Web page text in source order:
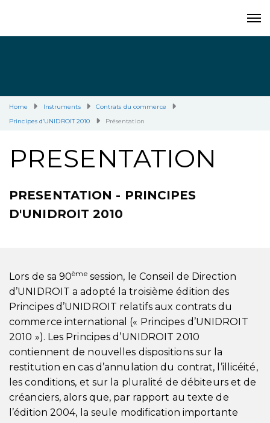
Home Instruments
Contrats du commerce
Principes d’UNIDROIT 2010
Présentation
PRESENTATION
PRESENTATION - PRINCIPES
D'UNIDROIT 2010
Lors de sa 90èmesession, le Conseil de Direction
d’UNIDROIT a adopté la troisième édition des
Principes d’UNIDROIT relatifs aux contrats du
commerce international (« Principes d’UNIDROIT
2010 »). Les Principes d’UNIDROIT 2010
contiennent de nouvelles dispositions sur la
restitution en cas d’annulation du contrat, l’illicéité,
les conditions, et sur la pluralité de débiteurs et de
créanciers, alors que, par rapport au texte de
l’édition 2004, la seule modification importante